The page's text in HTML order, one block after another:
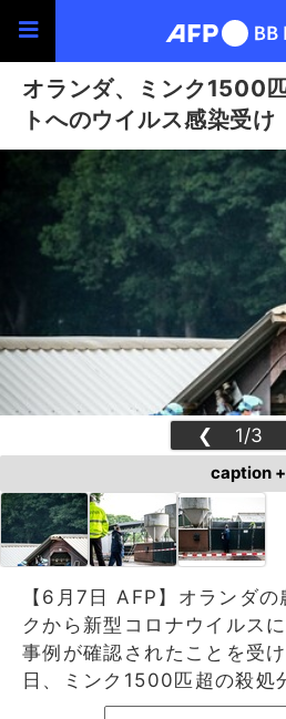
オランダ、ミンク1500
トへのウイルス感染受け
❮ 1/3
caption +
【6月7日 AFP】オランダ
クから新型コロナウイルス
事例が確認されたことを受
日、ミンク1500匹超の殺処